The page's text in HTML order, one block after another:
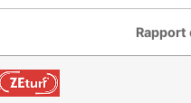
Rapport